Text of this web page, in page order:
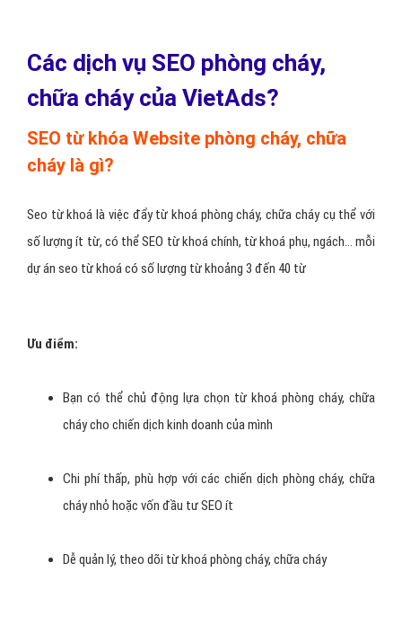
Các dịch vụ SEO phòng cháy,
chữa cháy của VietAds?
SEO từ khóa Website phòng cháy, chữa
cháy là gì?
Seo từ khoá là việc đẩy từ khoá phòng cháy, chữa cháy cụ thể với
số lượng ít từ, có thể SEO từ khoá chính, từ khoá phụ, ngách… mỗi
dự án seo từ khoá có số lượng từ khoảng 3 đến 40 từ
Ưu điểm:
Bạn có thể chủ động lựa chọn từ khoá phòng cháy, chữa
cháy cho chiến dịch kinh doanh của mình
Chi phí thấp, phù hợp với các chiến dịch phòng cháy, chữa
cháy nhỏ hoặc vốn đầu tư SEO ít
Dễ quản lý, theo dõi từ khoá phòng cháy, chữa cháy